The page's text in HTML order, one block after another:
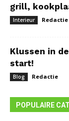
grill,
Interieur Redactie
Klussen in
start!
Blog Redactie
POPULAIRE